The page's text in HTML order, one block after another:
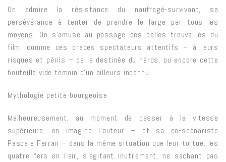
On admire la résistance du naufragé-survivant, sa
persévérance à tenter de prendre le large par tous les
moyens. On s’amuse au passage des belles trouvailles du
film, comme ces crabes spectateurs attentifs – à leurs
risques et périls – de la destinée du héros, ou encore cette
bouteille vide témoin d’un ailleurs inconnu.
Mythologie petite-bourgeoise
Malheureusement, au moment de passer à la vitesse
supérieure, on imagine l’auteur – et sa co-scénariste
Pascale Ferran – dans la même situation que leur tortue: les
quatre fers en l’air, s’agitant inutilement, ne sachant pas